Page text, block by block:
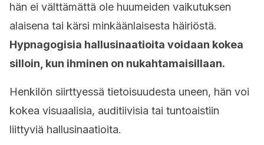
hän ei välttämättä ole huumeiden vaikutuksen
alaisena tai kärsi minkäänlaisesta häiriöstä.
Hypnagogisia hallusinaatioita voidaan kokea
silloin, kun ihminen on nukahtamaisillaan.
Henkilön siirttyessä tietoisuudesta uneen, hän voi
kokea visuaalisia, auditiivisia tai tuntoaistiin
liittyviä hallusinaatioita.